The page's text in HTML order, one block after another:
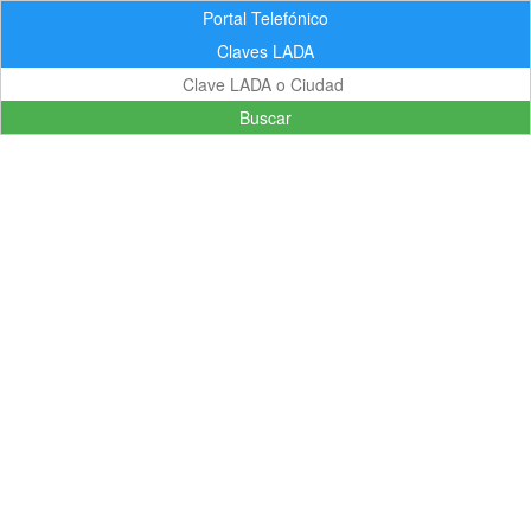
Portal Telefónico
Claves LADA
Buscar